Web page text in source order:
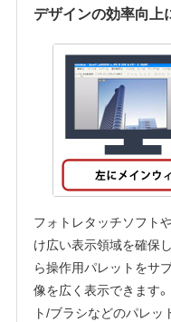
デザインの効率向上
フォトレタッチソフト
け広い表示領域を確保
ら操作用パレットをサ
像を広く表示できます
ト/ブラシなどのパレ